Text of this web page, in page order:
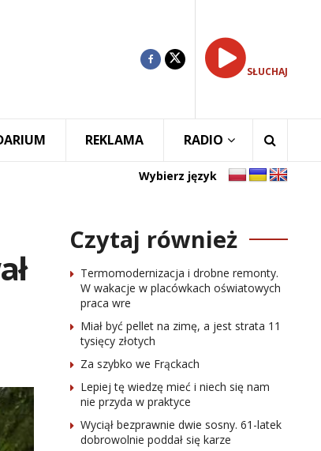
SŁUCHAJ
REKLAMA RADIO
Wybierz język
Czytaj również
Termomodernizacja i drobne remonty.
W wakacje w placówkach oświatowych
praca wre
Miał być pellet na zimę, a jest strata 11
tysięcy złotych
Za szybko we Frąckach
Lepiej tę wiedzę mieć i niech się nam
nie przyda w praktyce
Wyciął bezprawnie dwie sosny. 61-latek
dobrowolnie poddał się karze